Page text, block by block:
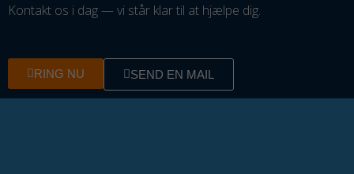
Kontakt os i dag — vi står klar til at hjælpe dig.
RING NU SEND EN MAIL